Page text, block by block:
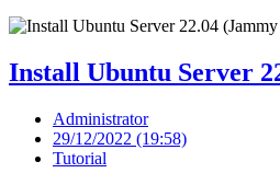
Install Ubuntu Server
Administrator
29/12/2022 (19:58)
Tutorial